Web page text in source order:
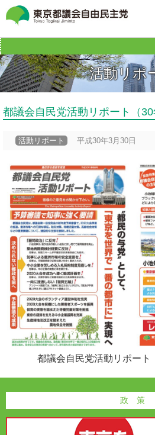
活動リポ
都議会自民党活動リポート（
活動リポート 平成30年3月30日
都議会自民党活動リポート
政 策